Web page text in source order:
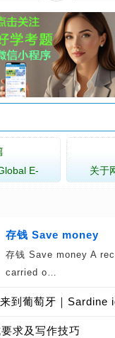
E-
关于
存钱 Save money
存钱 Save money A
carried o…
到葡萄牙｜Sardine
求及写作技巧